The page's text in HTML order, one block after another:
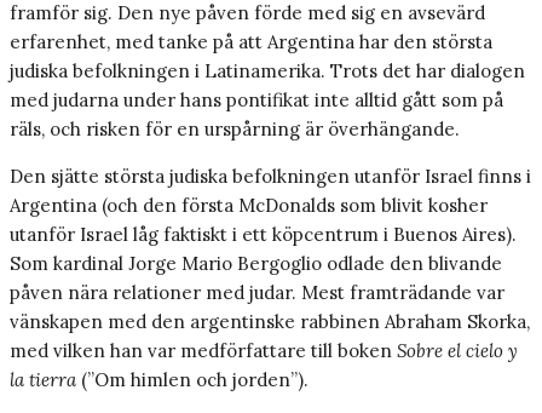
framför sig. Den nye påven förde med sig en avsevärd
erfarenhet, med tanke på att Argentina har den största
judiska befolkningen i Latinamerika. Trots det har dialogen
med judarna under hans pontifikat inte alltid gått som på
räls, och risken för en urspårning är överhängande.
Den sjätte största judiska befolkningen utanför Israel finns i
Argentina (och den första McDonalds som blivit kosher
utanför Israel låg faktiskt i ett köpcentrum i Buenos Aires).
Som kardinal Jorge Mario Bergoglio odlade den blivande
påven nära relationer med judar. Mest framträdande var
vänskapen med den argentinske rabbinen Abraham Skorka,
med vilken han var medförfattare till boken Sobre el cielo y
la tierra (”Om himlen och jorden”).